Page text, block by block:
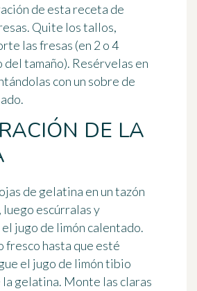
de esta receta de
Quite los tallos,
las fresas (en 2 o 4
tamaño). Resérvelas en
con un sobre de
DE LA
de gelatina en un tazón
luego escúrralas y
jugo de limón calentado.
fresco hasta que esté
el jugo de limón tibio
gelatina. Monte las claras